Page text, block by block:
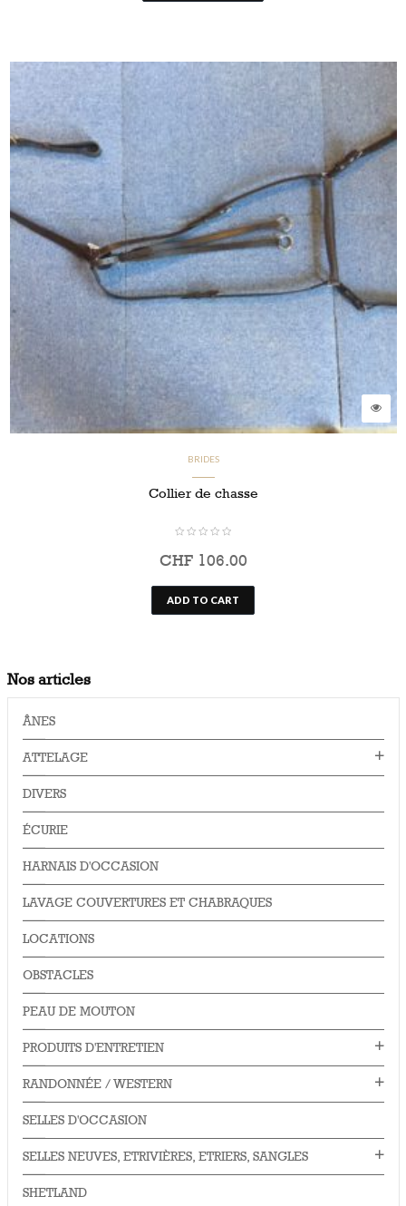
BRIDES
Collier de chasse
CHF106.00
ADD TO CART
Nos articles
ÂNES
ATTELAGE
DIVERS
ÉCURIE
HARNAIS D'OCCASION
LAVAGE COUVERTURES ET CHABRAQUES
LOCATIONS
OBSTACLES
PEAU DE MOUTON
PRODUITS D'ENTRETIEN
RANDONNÉE / WESTERN
SELLES D'OCCASION
SELLES NEUVES, ETRIVIÈRES, ETRIERS, SANGLES
SHETLAND